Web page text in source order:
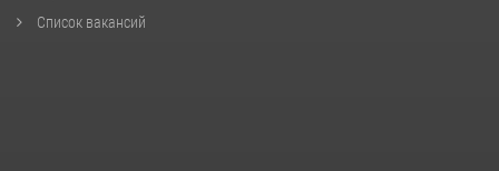
Список вакансий